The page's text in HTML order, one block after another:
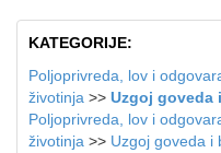
KATEGORIJE:
Poljoprivreda, lov i
životinja >> Uzgoj goveda
Poljoprivreda, lov i
životinja >> Uzgoj goveda i